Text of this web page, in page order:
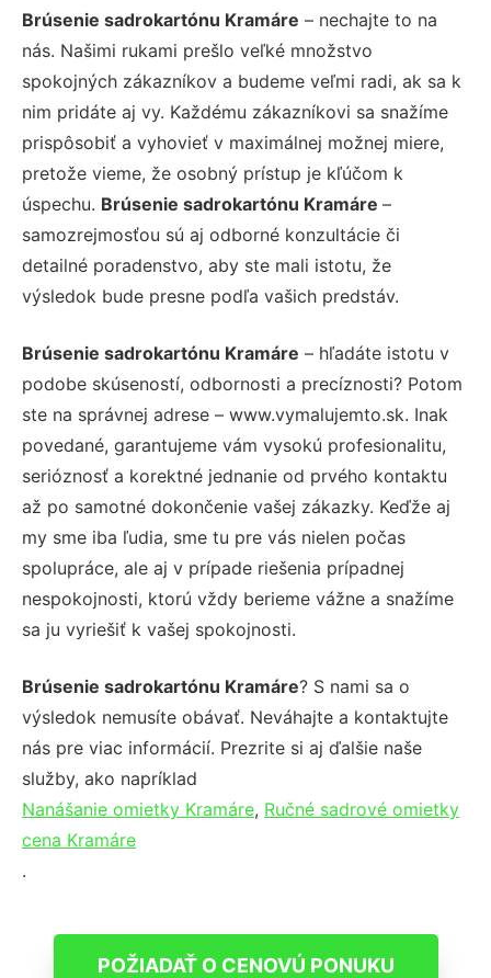
Brúsenie sadrokartónu Kramáre – nechajte to na
nás. Našimi rukami prešlo veľké množstvo
spokojných zákazníkov a budeme veľmi radi, ak sa k
nim pridáte aj vy. Každému zákazníkovi sa snažíme
prispôsobiť a vyhovieť v maximálnej možnej miere,
pretože vieme, že osobný prístup je kľúčom k
úspechu. Brúsenie sadrokartónu Kramáre –
samozrejmosťou sú aj odborné konzultácie či
detailné poradenstvo, aby ste mali istotu, že
výsledok bude presne podľa vašich predstáv.
Brúsenie sadrokartónu Kramáre – hľadáte istotu v
podobe skúseností, odbornosti a precíznosti? Potom
ste na správnej adrese – www.vymalujemto.sk. Inak
povedané, garantujeme vám vysokú profesionalitu,
serióznosť a korektné jednanie od prvého kontaktu
až po samotné dokončenie vašej zákazky. Keďže aj
my sme iba ľudia, sme tu pre vás nielen počas
spolupráce, ale aj v prípade riešenia prípadnej
nespokojnosti, ktorú vždy berieme vážne a snažíme
sa ju vyriešiť k vašej spokojnosti.
Brúsenie sadrokartónu Kramáre? S nami sa o
výsledok nemusíte obávať. Neváhajte a kontaktujte
nás pre viac informácií. Prezrite si aj ďalšie naše
služby, ako napríklad
Nanášanie omietky Kramáre, Ručné sadrové omietky
cena Kramáre
.
POŽIADAŤ O CENOVÚ PONUKU